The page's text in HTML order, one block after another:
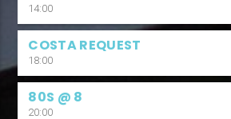
14:00
COSTA REQUEST
18:00
80S @ 8
20:00